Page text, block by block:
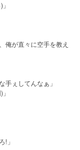
俺が直々に空手を教え
手ぇしてんなぁ」
!」